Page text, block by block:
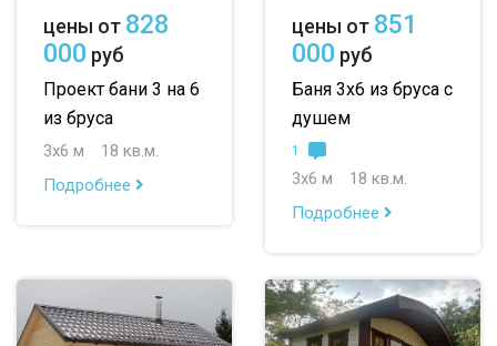
цены от 828
000 руб
Проект бани 3 на 6
из бруса
3х6 м
18 кв.м.
Подробнее
цены от 851
000 руб
Баня 3х6 из бруса с
душем
1
3х6 м
18 кв.м.
Подробнее